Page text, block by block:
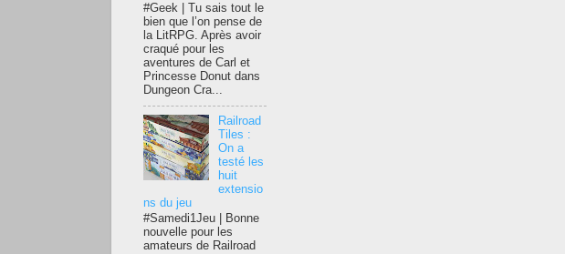
#Geek | Tu sais tout le
bien que l’on pense de
la LitRPG. Après avoir
craqué pour les
aventures de Carl et
Princesse Donut dans
Dungeon Cra...
Railroad
Tiles :
On a
testé les
huit
extensio
ns du jeu
#Samedi1Jeu | Bonne
nouvelle pour les
amateurs de Railroad